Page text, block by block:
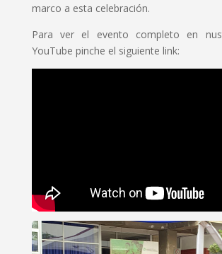
marco a esta celebración.
Para ver el evento completo en
YouTube pinche el siguiente link: